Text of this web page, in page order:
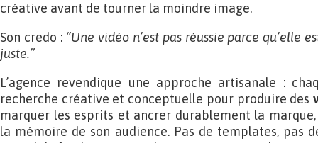
créative avant de tourner la moindre image.
Son credo : “Une vidéo n’est pas réussie parce qu’elle
juste.”
L’agence revendique une approche artisanale :
recherche créative et conceptuelle pour produire des
marquer les esprits et ancrer durablement la marque,
la mémoire de son audience. Pas de templates, pas